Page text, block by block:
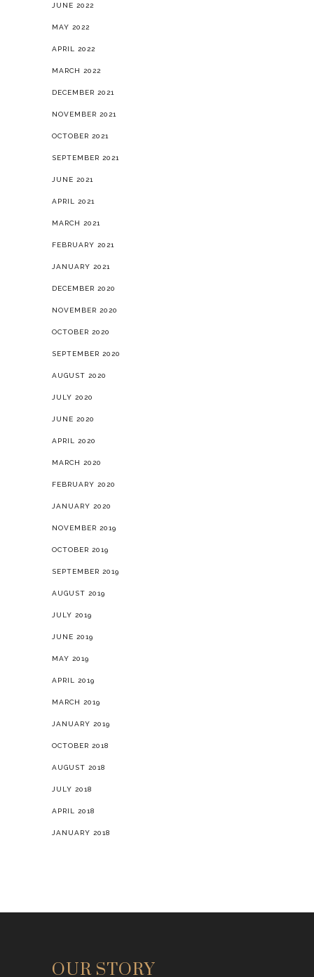
JUNE 2022
MAY 2022
APRIL 2022
MARCH 2022
DECEMBER 2021
NOVEMBER 2021
OCTOBER 2021
SEPTEMBER 2021
JUNE 2021
APRIL 2021
MARCH 2021
FEBRUARY 2021
JANUARY 2021
DECEMBER 2020
NOVEMBER 2020
OCTOBER 2020
SEPTEMBER 2020
AUGUST 2020
JULY 2020
JUNE 2020
APRIL 2020
MARCH 2020
FEBRUARY 2020
JANUARY 2020
NOVEMBER 2019
OCTOBER 2019
SEPTEMBER 2019
AUGUST 2019
JULY 2019
JUNE 2019
MAY 2019
APRIL 2019
MARCH 2019
JANUARY 2019
OCTOBER 2018
AUGUST 2018
JULY 2018
APRIL 2018
JANUARY 2018
OUR STORY